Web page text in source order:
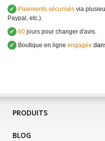
✔
Paiements sécurisés via
Paypal, etc.).
✔ 60 jours pour changer d'avis.
✔
Boutique en ligne engagée
PRODUITS
BLOG